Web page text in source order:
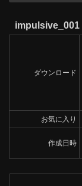
impulsive_001
ダウンロード
お気に入り
作成日時